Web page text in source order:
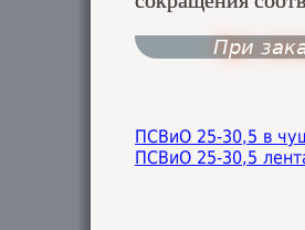
При
ПСВиO 25-30,5 в
ПСВиO 25-30,5